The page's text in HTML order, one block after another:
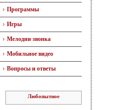
Программы
Игры
Мелодии звонка
Мобильное видео
Вопросы и ответы
Любопытное